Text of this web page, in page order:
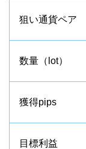
狙い通貨ペア
数量（lot）
獲得pips
目標利益